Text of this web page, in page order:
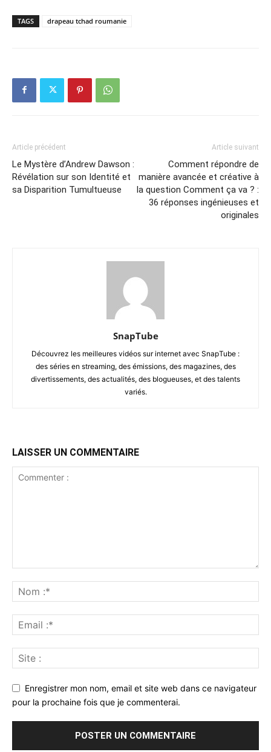
TAGS drapeau tchad roumanie
Article précédent
Le Mystère d’Andrew Dawson :
Révélation sur son Identité et
sa Disparition Tumultueuse
Article suivant
Comment répondre de
manière avancée et créative à
la question Comment ça va ? :
36 réponses ingénieuses et
originales
SnapTube
Découvrez les meilleures vidéos sur internet avec SnapTube :
des séries en streaming, des émissions, des magazines, des
divertissements, des actualités, des blogueuses, et des talents
variés.
LAISSER UN COMMENTAIRE
Enregistrer mon nom, email et site web dans ce navigateur
pour la prochaine fois que je commenterai.